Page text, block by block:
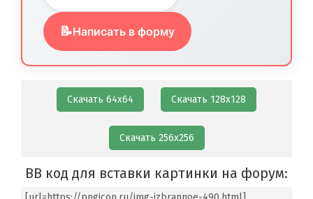
📝Написать в форму
Скачать 64х64 Скачать 128х128
Скачать 256х256
BB код для вставки картинки на форум: